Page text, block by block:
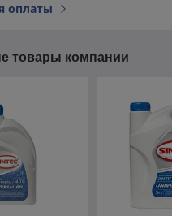
оплаты
товары компании